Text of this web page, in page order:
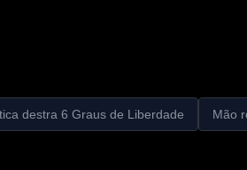
destra 6 Graus de Liberdade Mão